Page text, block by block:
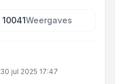
10041Weergaves
30 jul 2025 17:47